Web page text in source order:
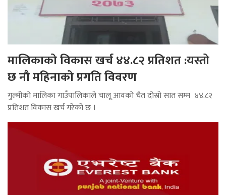
मालिकाको विकास खर्च ४४.८२ प्रतिशत :यस्तो
छ नौ महिनाको प्रगति विवरण
गुल्मीको मालिका गाउँपालिकाले चालू आवको चैत दोस्रो सात सम्म ४४.८२
प्रतिशत विकास खर्च गरेको छ ।